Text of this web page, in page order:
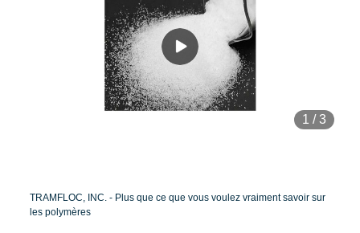
1 /3
TRAMFLOC, INC. - Plus que ce que vous voulez vraiment savoir sur
les polymères